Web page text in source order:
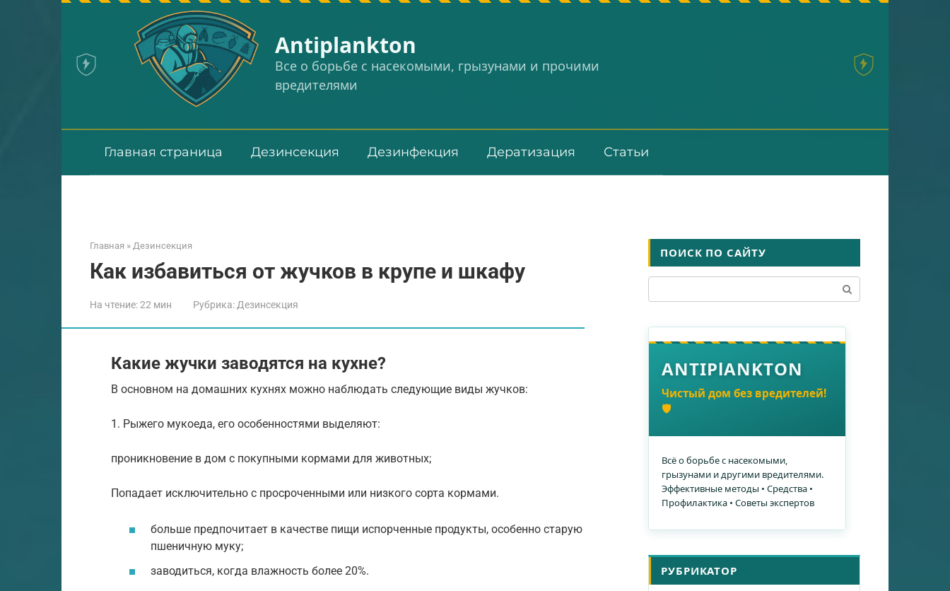
Аntiplankton
Все о борьбе с насекомыми, грызунами и прочими
вредителями
Главная страница Дезинсекция Дезинфекция Дератизация Статьи
Главная » Дезинсекция
Как избавиться от жучков в крупе и шкафу
На чтение:22 мин Рубрика: Дезинсекция
Какие жучки заводятся на кухне?
В основном на домашних кухнях можно наблюдать следующие виды жучков:
1. Рыжего мукоеда, его особенностями выделяют:
проникновение в дом с покупными кормами для животных;
Попадает исключительно с просроченными или низкого сорта кормами.
больше предпочитает в качестве пищи испорченные продукты, особенно старую
пшеничную муку;
заводиться, когда влажность более 20%.
ПОИСК ПО САЙТУ
ANTIPlANKTON
Чистый дом без вредителей!
🛡️
Всё о борьбе с насекомыми,
грызунами и другими вредителями.
Эффективные методы • Средства •
Профилактика • Советы экспертов
РУБРИКАТОР